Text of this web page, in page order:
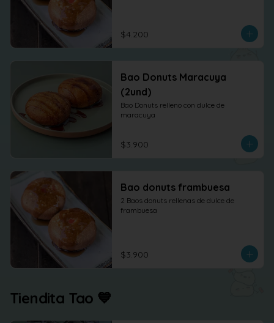
$4.200
Bao Donuts Maracuya
(2und)
Bao Donuts relleno con dulce de
maracuya
$3.900
Bao donuts frambuesa
2 Baos donuts rellenas de dulce de
frambuesa
$3.900
Tiendita Tao 💙